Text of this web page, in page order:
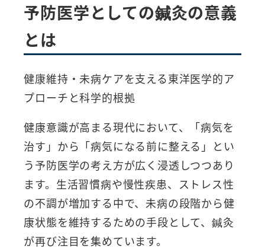
予防医学としての鍼灸の意義
とは
健康維持・未病ケアを支える東洋医学的ア
プローチと科学的根拠
健康意識が高まる現代において、「病気を
治す」から「病気になる前に整える」とい
う予防医学の考え方が広く浸透しつつあり
ます。生活習慣病や慢性疾患、ストレス性
の不調が増加する中で、未病の段階から健
康状態を維持するための手段として、鍼灸
が再び注目を集めています。